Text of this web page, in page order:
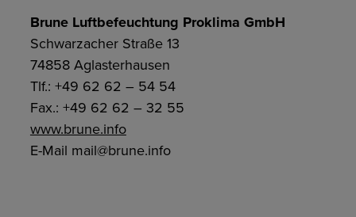
Brune Luftbefeuchtung Proklima GmbH
Schwarzacher Straße 13
74858 Aglasterhausen
Tlf.: +49 62 62 – 54 54
Fax.: +49 62 62 – 32 55
www.brune.info
E-Mail mail@brune.info